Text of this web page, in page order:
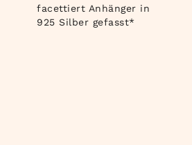
facettiert Anhänger in
925 Silber gefasst*